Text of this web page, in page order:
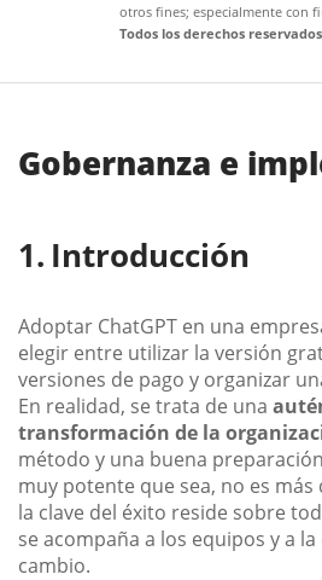
otros fines; especialmente con
Todos los derechos
Gobernanza e
Introducción
Adoptar ChatGPT en una
elegir entre utilizar la versión
versiones de pago y organizar
En realidad, se trata de una
transformación de la
método y una buena
muy potente que sea, no es
la clave del éxito reside sobre
se acompaña a los equipos y a
cambio.